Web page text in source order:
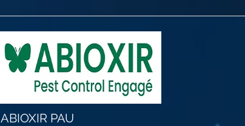
ABIOXIR PAU